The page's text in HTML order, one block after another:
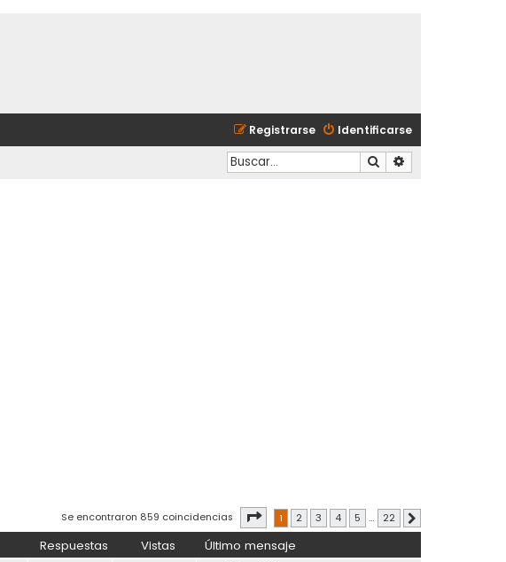
Identificarse
Registrarse
Buscar
Se encontraron 859 coincidencias Página1 de
1 2 3 4 5 … 22
Respuestas Vistas Último mensaje